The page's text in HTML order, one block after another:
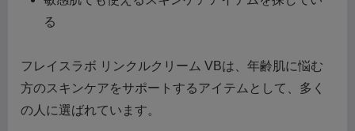
る
フレイスラボ リンクルクリーム VBは、年齢肌に悩む
方のスキンケアをサポートするアイテムとして、多く
の人に選ばれています。